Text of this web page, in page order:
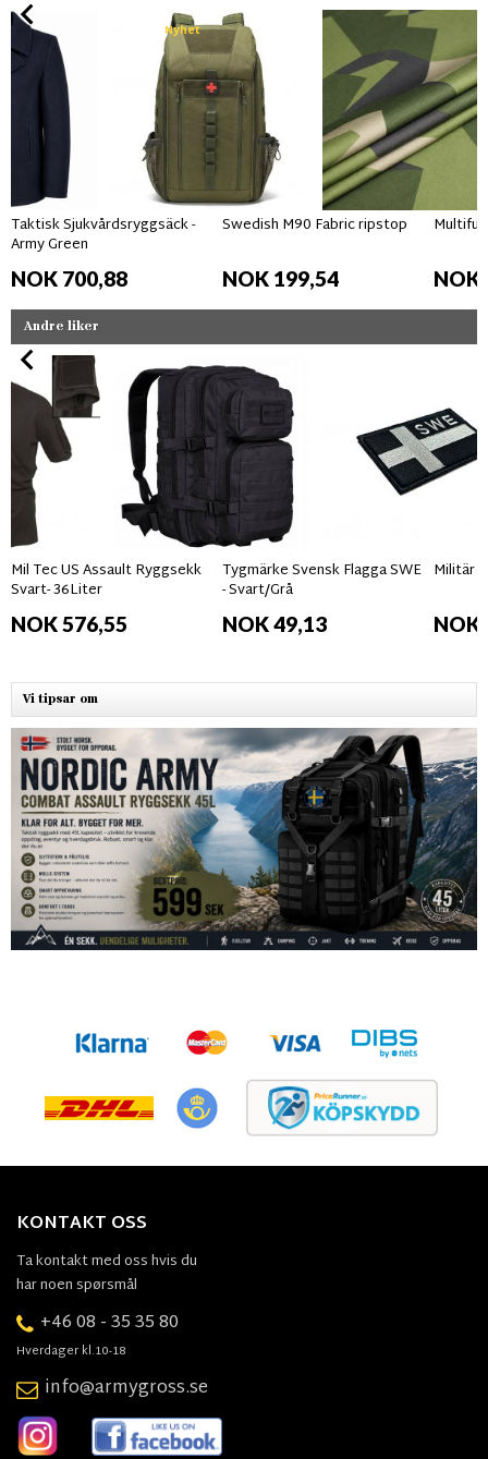
Nyhet
Taktisk Sjukvårdsryggsäck -
Army Green
NOK 700,88
Swedish M90 Fabric ripstop
NOK 199,54 NOK
Andre liker
Mil Tec US Assault Ryggsekk
Svart- 36Liter
NOK 576,55
Tygmärke Svensk Flagga SWE
- Svart/Grå
NOK 49,13
Militär
NOK
Vi tipsar om
KONTAKT OSS
Ta kontakt med oss hvis du
har noen spørsmål
+46 08 - 35 35 80
Hverdager kl.10-18
info@armygross.se